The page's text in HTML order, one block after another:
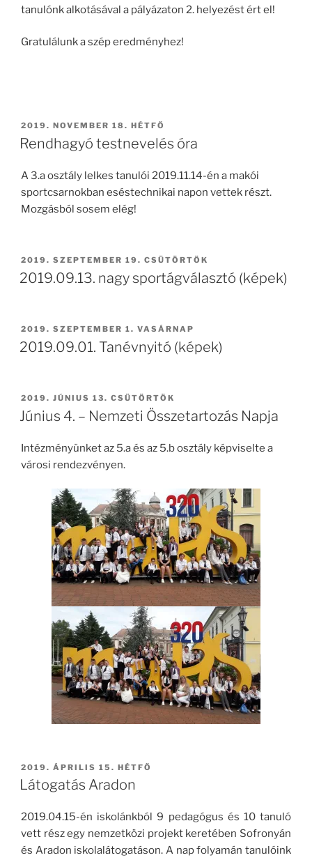
tanulónk alkotásával a pályázaton 2. helyezést ért el!
Gratulálunk a szép eredményhez!
BEKÜLDVE:
2019. NOVEMBER 18. HÉTFŐ
Rendhagyó testnevelés óra
A 3.a osztály lelkes tanulói 2019.11.14-én a makói
sportcsarnokban eséstechnikai napon vettek részt.
Mozgásból sosem elég!
BEKÜLDVE:
2019. SZEPTEMBER 19. CSÜTÖRTÖK
2019.09.13. nagy sportágválasztó (képek)
BEKÜLDVE:
2019. SZEPTEMBER 1. VASÁRNAP
2019.09.01. Tanévnyitó (képek)
BEKÜLDVE:
2019. JÚNIUS 13. CSÜTÖRTÖK
Június 4. – Nemzeti Összetartozás Napja
Intézményünket az 5.a és az 5.b osztály képviselte a
városi rendezvényen.
BEKÜLDVE:
2019. ÁPRILIS 15. HÉTFŐ
Látogatás Aradon
2019.04.15-én iskolánkból 9 pedagógus és 10 tanuló
vett rész egy nemzetközi projekt keretében Sofronyán
és Aradon iskolalátogatáson. A nap folyamán tanulóink